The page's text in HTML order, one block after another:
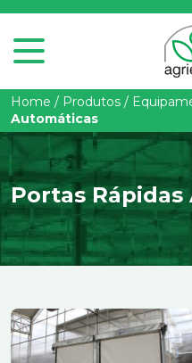
Home / Produtos /
Automáticas
Portas